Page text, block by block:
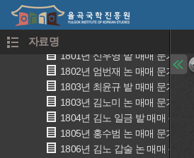
자료명
1799년 심온 논 매매 문기(沈熅
1801년 전노 경금 논 매매 문기(
1801년 신우영 밭 매매 문기(辛
1802년 엄번재 논 매매 문기(嚴
1803년 최윤규 밭 매매 문기(崔
1803년 김노미 논 매매 문기(金
1804년 김노 일금 밭 매매 문기(
1805년 홍수범 논 매매 문기(洪
1806년 김노 갑술 논 매매 문기(